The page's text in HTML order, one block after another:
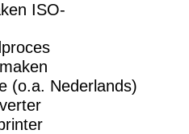
ISO-
(o.a. Nederlands)